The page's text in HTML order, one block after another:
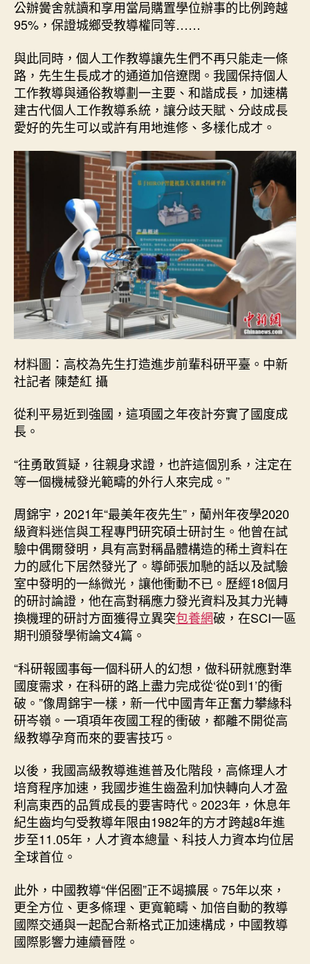
公辦黌舍就讀和享用當局購置學位辦事的比例跨越
95%，保證城鄉受教導權同等……
與此同時，個人工作教導讓先生們不再只能走一條
路，先生生長成才的通道加倍遼闊。我國保持個人
工作教導與通俗教導劃一主要、和諧成長，加速構
建古代個人工作教導系統，讓分歧天賦、分歧成長
愛好的先生可以或許有用地進修、多樣化成才。
材料圖：高校為先生打造進步前輩科研平臺。中新
社記者 陳楚紅 攝
從利平易近到強國，這項國之年夜計夯實了國度成
長。
“往勇敢質疑，往親身求證，也許這個別系，注定在
等一個機械發光範疇的外行人來完成。”
周錦宇，2021年“最美年夜先生”，蘭州年夜學2020
級資料迷信與工程專門研究碩士研討生。他曾在試
驗中偶爾發明，具有高對稱晶體構造的稀土資料在
力的感化下居然發光了。導師張加馳的話以及試驗
室中發明的一絲微光，讓他衝動不已。歷經18個月
的研討論證，他在高對稱應力發光資料及其力光轉
換機理的研討方面獲得立異突包養網破，在SCI一區
期刊頒發學術論文4篇。
“科研報國事每一個科研人的幻想，做科研就應對準
國度需求，在科研的路上盡力完成從‘從0到1’的衝
破。”像周錦宇一樣，新一代中國青年正奮力攀緣科
研岑嶺。一項項年夜國工程的衝破，都離不開從高
級教導孕育而來的要害技巧。
以後，我國高級教導進進普及化階段，高條理人才
培育程序加速，我國步進生齒盈利加快轉向人才盈
利高東西的品質成長的要害時代。2023年，休息年
紀生齒均勻受教導年限由1982年的方才跨越8年進
步至11.05年，人才資本總量、科技人力資本均位居
全球首位。
此外，中國教導“伴侶圈”正不竭擴展。75年以來，
更全方位、更多條理、更寬範疇、加倍自動的教導
國際交通與一起配合新格式正加速構成，中國教導
國際影響力連續晉陞。